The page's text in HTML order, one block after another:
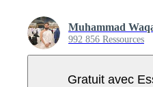
Muhammad
992 856 Ressources
Gratuit avec